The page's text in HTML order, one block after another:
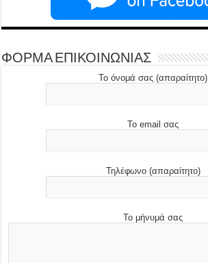
ΦΟΡΜΑ ΕΠΙΚΟΙΝΩΝΙΑΣ
Το όνομά σας (απαραίτητο)
Το email σας
Τηλέφωνο (απαραίτητο)
Το μήνυμά σας